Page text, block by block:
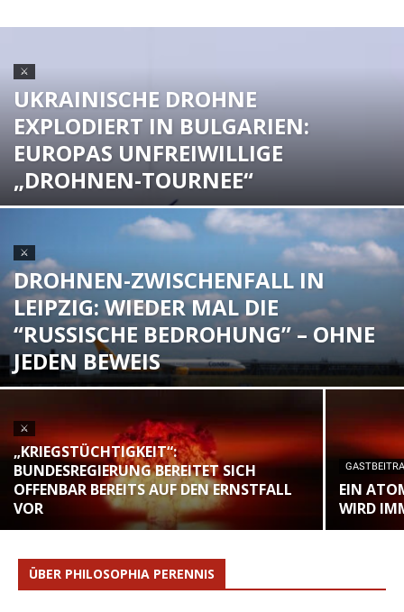
⚔
UKRAINISCHE DROHNE
EXPLODIERT IN BULGARIEN:
EUROPAS UNFREIWILLIGE
„DROHNEN-TOURNEE“
⚔
DROHNEN-ZWISCHENFALL IN
LEIPZIG: WIEDER MAL DIE
“RUSSISCHE BEDROHUNG” – OHNE
JEDEN BEWEIS
⚔
„KRIEGSTÜCHTIGKEIT“:
BUNDESREGIERUNG BEREITET SICH
OFFENBAR BEREITS AUF DEN ERNSTFALL
VOR
EIN
WIRD
ÜBER PHILOSOPHIA PERENNIS